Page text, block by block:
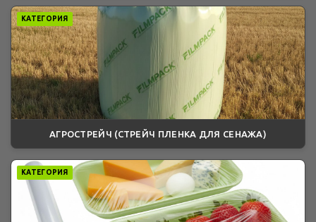
КАТЕГОРИЯ
АГРОСТРЕЙЧ (СТРЕЙЧ ПЛЕНКА ДЛЯ СЕНАЖА)
КАТЕГОРИЯ